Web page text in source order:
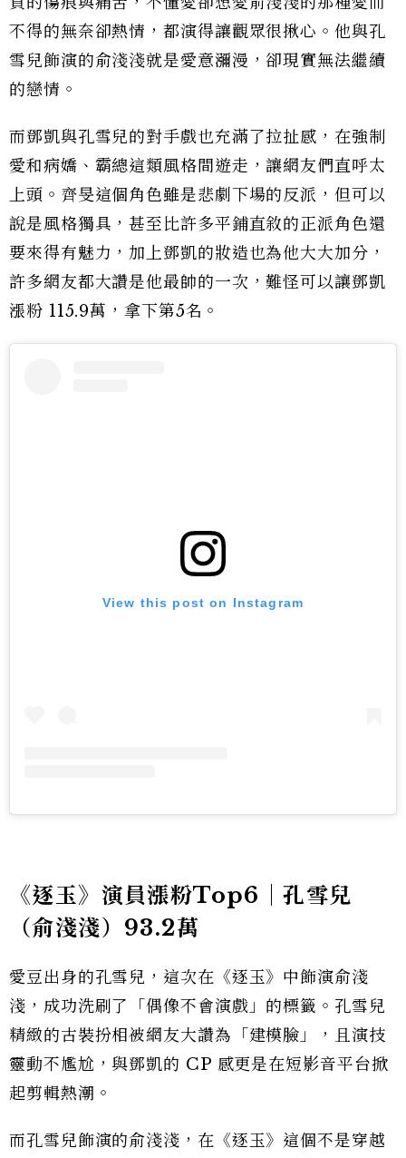
不得的無奈卻熱情，都演得讓觀眾很揪心。他與孔
雪兒飾演的俞淺淺就是愛意瀰漫，卻現實無法繼續
的戀情。
而鄧凱與孔雪兒的對手戲也充滿了拉扯感，在強制
愛和病嬌、霸總這類風格間遊走，讓網友們直呼太
上頭。齊旻這個角色雖是悲劇下場的反派，但可以
說是風格獨具，甚至比許多平鋪直敘的正派角色還
要來得有魅力，加上鄧凱的妝造也為他大大加分，
許多網友都大讚是他最帥的一次，難怪可以讓鄧凱
漲粉 115.9萬，拿下第5名。
View this post on Instagram
《逐玉》演員漲粉Top6｜孔雪兒
（俞淺淺）93.2萬
愛豆出身的孔雪兒，這次在《逐玉》中飾演俞淺
淺，成功洗刷了「偶像不會演戲」的標籤。孔雪兒
精緻的古裝扮相被網友大讚為「建模臉」，且演技
靈動不尷尬，與鄧凱的 CP 感更是在短影音平台掀
起剪輯熱潮。
而孔雪兒飾演的俞淺淺，在《逐玉》這個不是穿越